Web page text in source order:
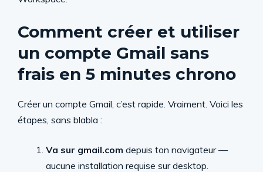
Comment créer et utiliser
un compte Gmail sans
frais en 5 minutes chrono
Créer un compte Gmail, c’est rapide. Vraiment. Voici les
étapes, sans blabla :
Va sur gmail.com depuis ton navigateur —
aucune installation requise sur desktop.